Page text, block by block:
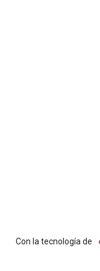
Con la tecnología de